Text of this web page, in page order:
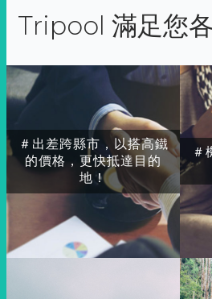
Tripool 滿足您
＃出差跨縣市，以搭高鐵
的價格，更快抵達目的
地！
＃